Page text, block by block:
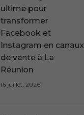
ultime pour
transformer
Facebook et
Instagram en canaux
de vente à La
Réunion
16 juillet, 2026